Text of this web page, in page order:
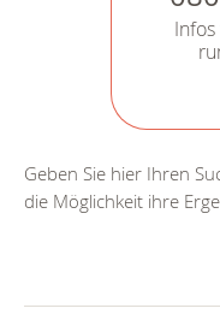
Geben Sie hier Ihren
die Möglichkeit ihre